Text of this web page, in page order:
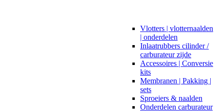
Vlotters | vlotternaalden
| onderdelen
Inlaatrubbers cilinder /
carburateur zijde
Accessoires | Conversie
kits
Membranen | Pakking |
sets
Sproeiers & naalden
Onderdelen carburateur